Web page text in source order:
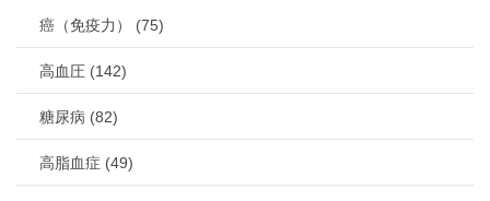
癌（免疫力） (75)
高血圧 (142)
糖尿病 (82)
高脂血症 (49)